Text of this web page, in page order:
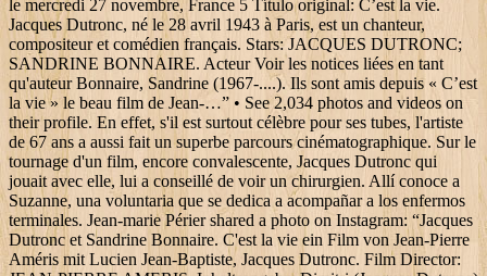
le mercredi 27 novembre, France 5 Título original: C’est la vie.
Jacques Dutronc, né le 28 avril 1943 à Paris, est un chanteur,
compositeur et comédien français. Stars: JACQUES DUTRONC;
SANDRINE BONNAIRE. Acteur Voir les notices liées en tant
qu'auteur Bonnaire, Sandrine (1967-....). Ils sont amis depuis « C’est
la vie » le beau film de Jean-…” • See 2,034 photos and videos on
their profile. En effet, s'il est surtout célèbre pour ses tubes, l'artiste
de 67 ans a aussi fait un superbe parcours cinématographique. Sur le
tournage d'un film, encore convalescente, Jacques Dutronc qui
jouait avec elle, lui a conseillé de voir un chirurgien. Allí conoce a
Suzanne, una voluntaria que se dedica a acompañar a los enfermos
terminales. Jean-marie Périer shared a photo on Instagram: “Jacques
Dutronc et Sandrine Bonnaire. C'est la vie ein Film von Jean-Pierre
Améris mit Lucien Jean-Baptiste, Jacques Dutronc. Film Director: